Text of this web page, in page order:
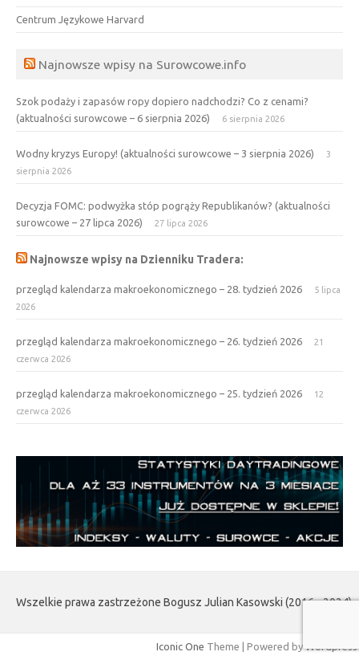
Centrum Językowe Harvard
Najnowsze wpisy na Surowcowe.info
Szok podaży i zapasów ropy dopiero nadchodzi? Co z cenami?
(aktualności surowcowe – 6 sierpnia 2026)
6 sierpnia 2026
Wodny kryzys Europy! (aktualności surowcowe – 3 sierpnia 2026)
3
sierpnia 2026
Decyzja FOMC: podwyżka stóp pogrąży Republikanów? (aktualności
surowcowe – 27 lipca 2026)
27 lipca 2026
Najnowsze wpisy na Dzienniku Tradera:
przegląd kalendarza makroekonomicznego – 28. tydzień 2026
5 lipca
2026
przegląd kalendarza makroekonomicznego – 26. tydzień 2026
21
czerwca 2026
przegląd kalendarza makroekonomicznego – 25. tydzień 2026
12
czerwca 2026
Wszelkie prawa zastrzeżone Bogusz Julian Kasowski (2016 - 2024)
Iconic One Theme | Powered byWordpress